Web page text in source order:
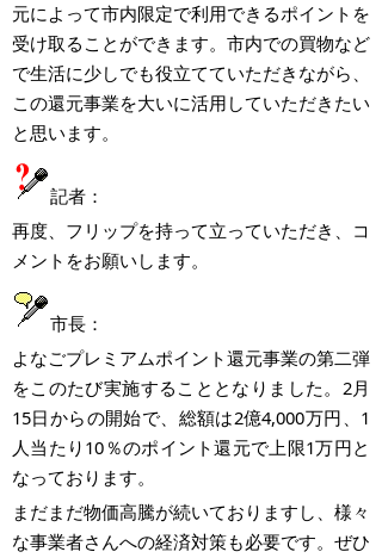
元によって市内限定で利用できるポイントを
受け取ることができます。市内での買物など
で生活に少しでも役立てていただきながら、
この還元事業を大いに活用していただきたい
と思います。
記者：
再度、フリップを持って立っていただき、コ
メントをお願いします。
市長：
よなごプレミアムポイント還元事業の第二弾
をこのたび実施することとなりました。 2月
15日からの開始で、総額は2億4,000万円、 1
人当たり 10 ％のポイント還元で上限1万円と
なっております。
まだまだ物価高騰が続いておりますし、様々
な事業者さんへの経済対策も必要です。ぜひ